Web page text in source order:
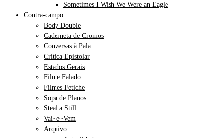
Sometimes I Wish We Were an Eagle
Contra-campo
Body Double
Caderneta de Cromos
Conversas à Pala
Crítica Epistolar
Estados Gerais
Filme Falado
Filmes Fetiche
Sopa de Planos
Steal a Still
Vai~e~Vem
Arquivo